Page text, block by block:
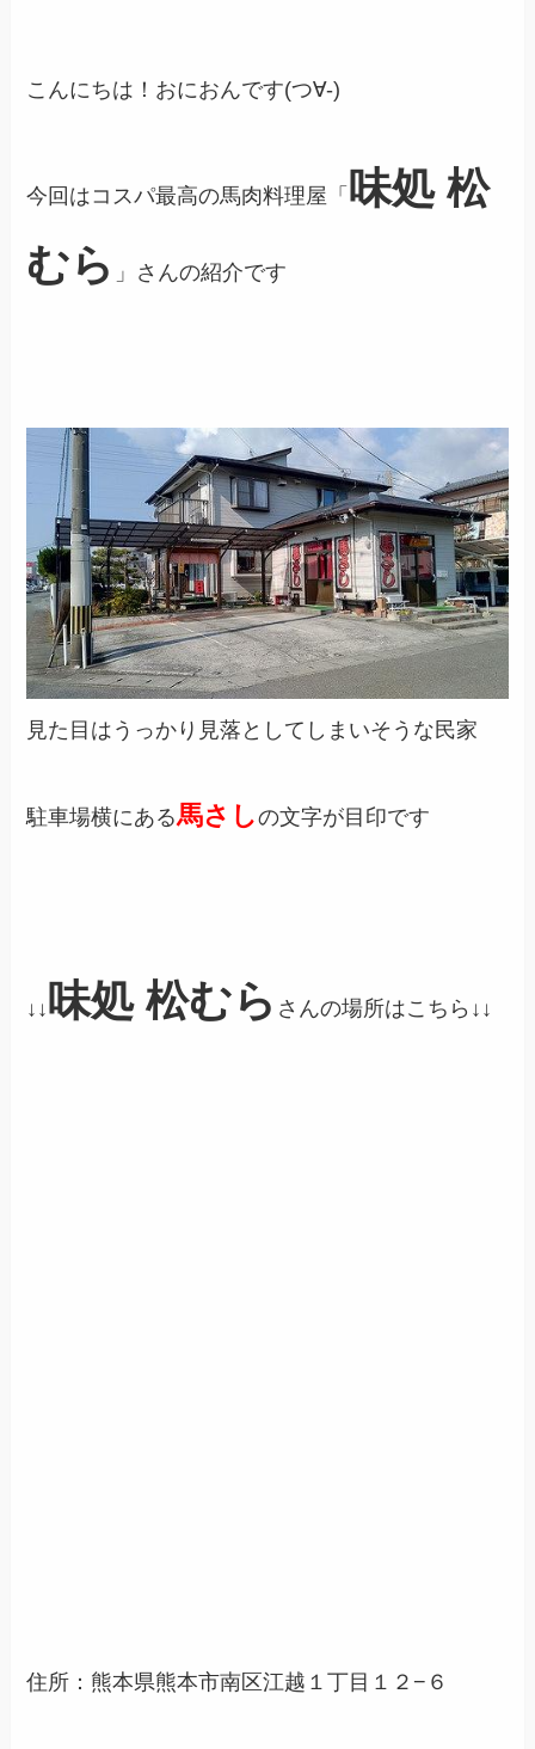
こんにちは！おにおんです(つ∀-)
今回はコスパ最高の馬肉料理屋「 味処 松
むら 」さんの紹介です
見た目はうっかり見落としてしまいそうな民家
駐車場横にある馬さしの文字が目印です
↓↓味処 松むら さんの場所はこちら ↓↓
住所：熊本県熊本市南区江越１丁目１２−６